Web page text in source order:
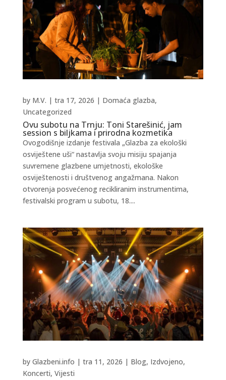
Ovu subotu na Trnju: Toni Starešinić, jam
session s biljkama i prirodna kozmetika
by M.V. | tra 17, 2026 | Domaća glazba,
Uncategorized
Ovogodišnje izdanje festivala „Glazba za ekološki
osviještene uši“ nastavlja svoju misiju spajanja
suvremene glazbene umjetnosti, ekološke
osviještenosti i društvenog angažmana. Nakon
otvorenja posvećenog recikliranim instrumentima,
festivalski program u subotu, 18....
by Glazbeni.info | tra 11, 2026 | Blog, Izdvojeno,
Koncerti, Vijesti